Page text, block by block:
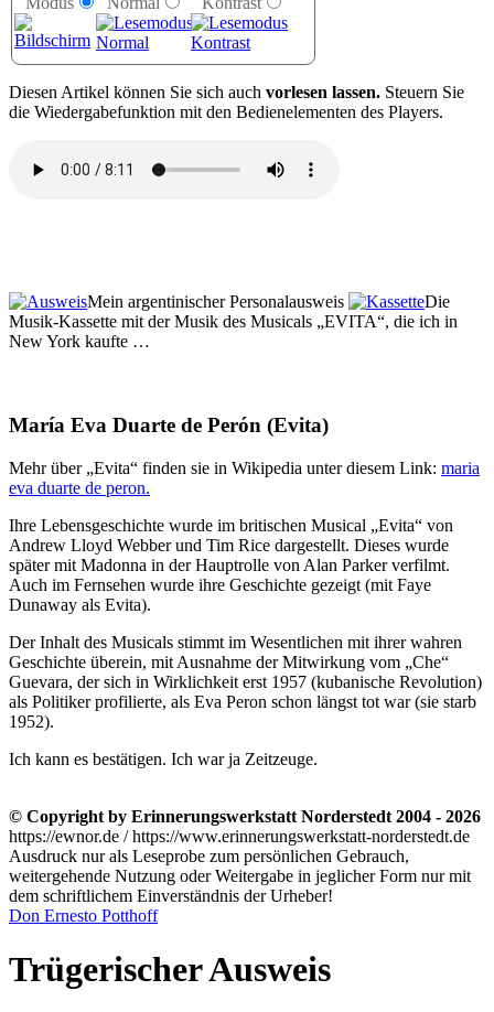
Diesen Artikel können Sie sich auch vorlesen lassen. Steuern Sie
die Wiedergabefunktion mit den Bedienelementen des Players.
Mein argentinischer Personalausweis
Die
Musik-Kassette mit der Musik des Musicals
EVITA , die ich in
New York kaufte …
María Eva Duarte de Perón (Evita)
Mehr über Evita finden sie in Wikipedia unter diesem Link: maria
eva duarte de peron.
Ihre Lebensgeschichte wurde im britischen Musical
Evita
von
Andrew Lloyd Webber und Tim Rice dargestellt. Dieses wurde
später mit Madonna in der Hauptrolle von Alan Parker verfilmt.
Auch im Fernsehen wurde ihre Geschichte gezeigt (mit Faye
Dunaway als Evita).
Der Inhalt des Musicals stimmt im Wesentlichen mit ihrer wahren
Geschichte überein, mit Ausnahme der Mitwirkung vom
Che
Guevara, der sich in Wirklichkeit erst 1957 (kubanische Revolution)
als Politiker profilierte, als Eva Peron schon längst tot war (sie starb
1952).
Ich kann es bestätigen. Ich war ja Zeitzeuge.
© Copyright by Erinnerungswerkstatt Norderstedt 2004 - 2026
https://ewnor.de / https://www.erinnerungswerkstatt-norderstedt.de
Ausdruck nur als Leseprobe zum persönlichen Gebrauch,
weitergehende Nutzung oder Weitergabe in jeglicher Form nur mit
dem schriftlichem Einverständnis der Urheber!
Don Ernesto Potthoff
Trügerischer Ausweis